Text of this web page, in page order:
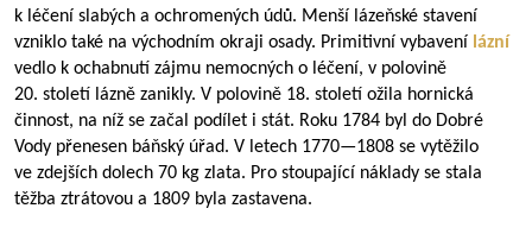
k léčení slabých a ochromených údů. Menší lázeňské stavení
vzniklo také na východním okraji osady. Primitivní vybavení lázní
vedlo k ochabnutí zájmu nemocných o léčení, v polovině
20. století lázně zanikly. V polovině 18. století ožila hornická
činnost, na níž se začal podílet i stát. Roku 1784 byl do Dobré
Vody přenesen báňský úřad. V letech 1770—1808 se vytěžilo
ve zdejších dolech 70 kg zlata. Pro stoupající náklady se stala
těžba ztrátovou a 1809 byla zastavena.